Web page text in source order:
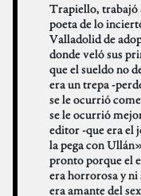
Trapiello, trabajó
poeta de lo
Valladolid de
donde veló sus
que el sueldo no
era un trepa -
se le ocurrió
se le ocurrió
editor -que era el
la pega con
pronto porque el
era horrorosa y ni
era amante del